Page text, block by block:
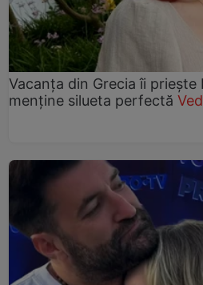
Vacanța din Grecia îi priește
menține silueta perfectă